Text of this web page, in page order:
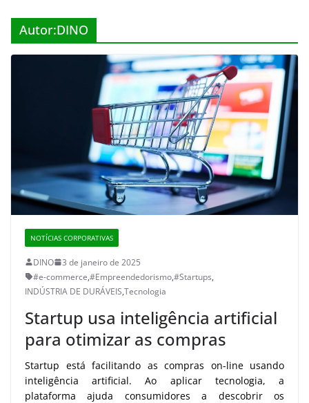
Autor:DINO
NOTÍCIAS CORPORATIVAS
DINO
3 de janeiro de 2025
#e-commerce,#Empreendedorismo,#Startups,
INDÚSTRIA DE DURÁVEIS,Tecnologia
Startup usa inteligência artificial
para otimizar as compras
Startup está facilitando as compras on-line usando
inteligência artificial. Ao aplicar tecnologia, a
plataforma ajuda consumidores a descobrir os